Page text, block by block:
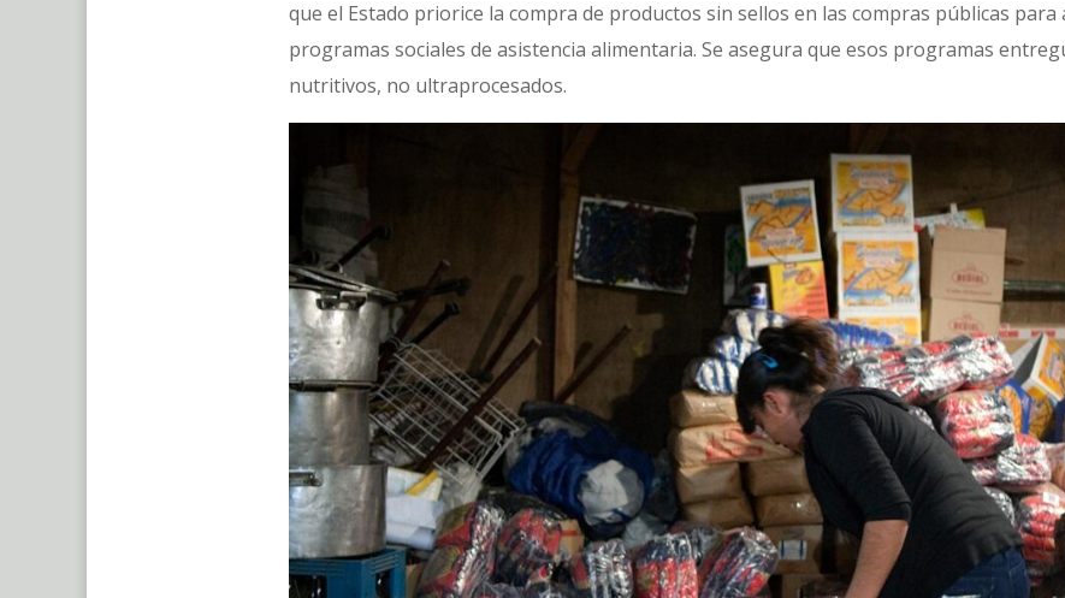
que el Estado priorice la compra de productos sin sellos en las compras públicas
programas sociales de asistencia alimentaria. Se asegura que esos programas
nutritivos, no ultraprocesados.